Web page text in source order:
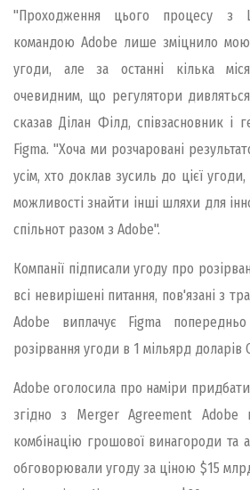
"Проходження цього процесу з
командою Adobe лише зміцнило мою
угоди, але за останні кілька
очевидним, що регулятори
сказав Ділан Філд, співзасновник і
Figma. "Хоча ми розчаровані
усім, хто доклав зусиль до цієї
можливості знайти інші шляхи для
спільнот разом з Adobe".
Компанії підписали угоду про
всі невирішені питання, пов'язані з
Adobe виплачує Figma
розірвання угоди в 1 мільярд доларів
Adobe оголосила про наміри придбати
згідно з Merger Agreement Adobe
комбінацію грошової винагороди та
обговорювали угоду за ціною $15